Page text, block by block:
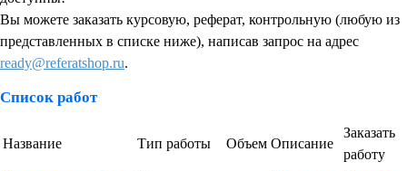
Вы можете заказать курсовую, реферат, контрольную (любую из
представленных в списке ниже), написав запрос на адрес
ready@referatshop.ru.
Список работ
Название Тип работы Объем Описание
Заказать
работу